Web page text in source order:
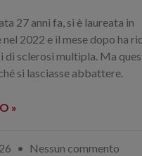
27 anni fa, si è laureata in
2022 e il mese dopo ha
di sclerosi multipla. Ma
si lasciasse abbattere.
»
Nessun commento